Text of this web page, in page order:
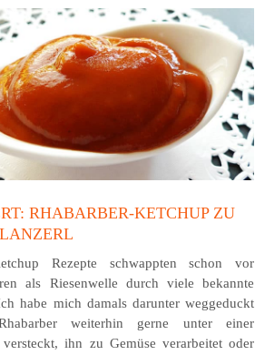
RHABARBER-KETCHUP ZU
Rezepte schwappten schon vor
als Riesenwelle durch viele bekannte
habe mich damals darunter weggeduckt
weiterhin gerne unter einer
versteckt, ihn zu Gemüse verarbeitet oder